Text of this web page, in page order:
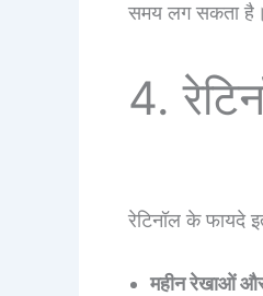
समय लग सकता है।
4.
रेटिनॉल के फायदे
महीन रेखाओं और